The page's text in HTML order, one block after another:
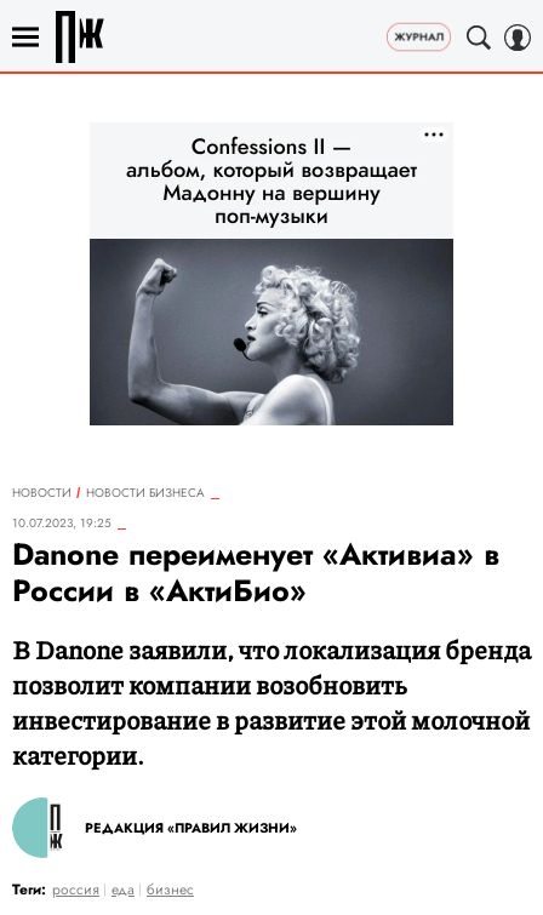
НОВОСТИ
НОВОСТИ БИЗНЕСА
10.07.2023, 19:25
Danone переименует «Активиа» в
России в «АктиБио»
В Danone заявили, что локализация бренда
позволит компании возобновить
инвестирование в развитие этой молочной
категории.
РЕДАКЦИЯ «ПРАВИЛ ЖИЗНИ»
Теги: россия еда бизнес